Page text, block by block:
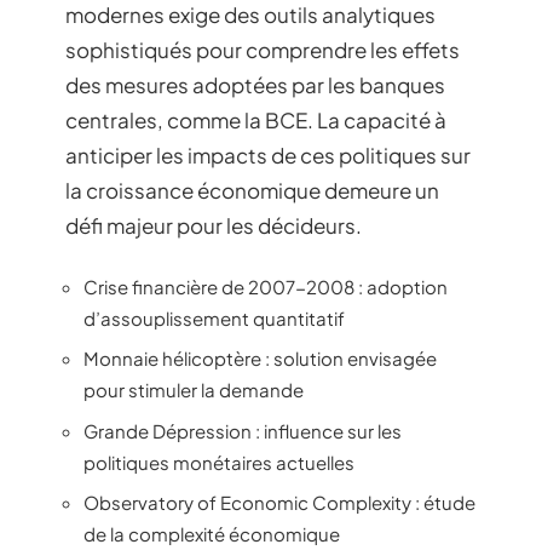
modernes exige des outils analytiques
sophistiqués pour comprendre les effets
des mesures adoptées par les banques
centrales, comme la BCE. La capacité à
anticiper les impacts de ces politiques sur
la croissance économique demeure un
défi majeur pour les décideurs.
Crise financière de 2007-2008 : adoption
d’assouplissement quantitatif
Monnaie hélicoptère : solution envisagée
pour stimuler la demande
Grande Dépression : influence sur les
politiques monétaires actuelles
Observatory of Economic Complexity : étude
de la complexité économique